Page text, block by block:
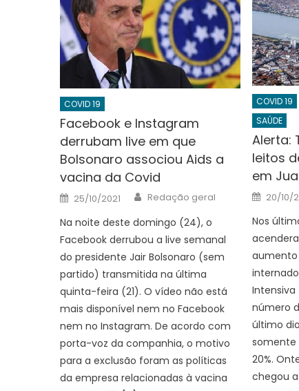
COVID 19
Facebook e Instagram
derrubam live em que
Bolsonaro associou Aids a
vacina da Covid
Posted
on
25/10/2021 Author
Redação geral
Na noite deste domingo (24), o
Facebook derrubou a live semanal
do presidente Jair Bolsonaro (sem
partido) transmitida na última
quinta-feira (21). O vídeo não está
mais disponível nem no Facebook
nem no Instagram. De acordo com
porta-voz da companhia, o motivo
para a exclusão foram as políticas
da empresa relacionadas à vacina
COVID 19
SAÚDE
Alerta:
leitos
em
Posted
on
20/10/
Nos
número
último
somente
20%.
chegou a